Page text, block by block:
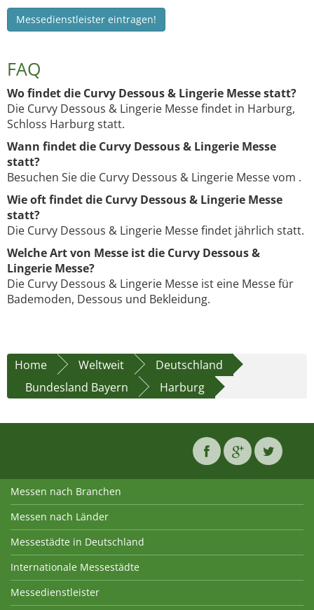
Messedienstleister eintragen!
FAQ
Wo findet die Curvy Dessous & Lingerie Messe statt?
Die Curvy Dessous & Lingerie Messe findet in Harburg,
Schloss Harburg statt.
Wann findet die Curvy Dessous & Lingerie Messe
statt?
Besuchen Sie die Curvy Dessous & Lingerie Messe vom .
Wie oft findet die Curvy Dessous & Lingerie Messe
statt?
Die Curvy Dessous & Lingerie Messe findet jährlich statt.
Welche Art von Messe ist die Curvy Dessous &
Lingerie Messe?
Die Curvy Dessous & Lingerie Messe ist eine Messe für
Bademoden, Dessous und Bekleidung.
Home Weltweit
Deutschland
Bundesland Bayern
Harburg
Messen nach Branchen
Messen nach Länder
Messestädte in Deutschland
Internationale Messestädte
Messedienstleister